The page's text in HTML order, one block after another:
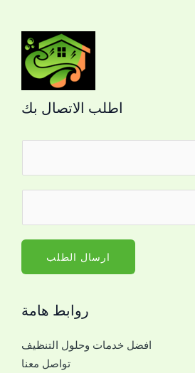
اطلب الاتصال بك
ارسال الطلب
روابط هامة
افضل خدمات وحلول التنظيف
تواصل معنا